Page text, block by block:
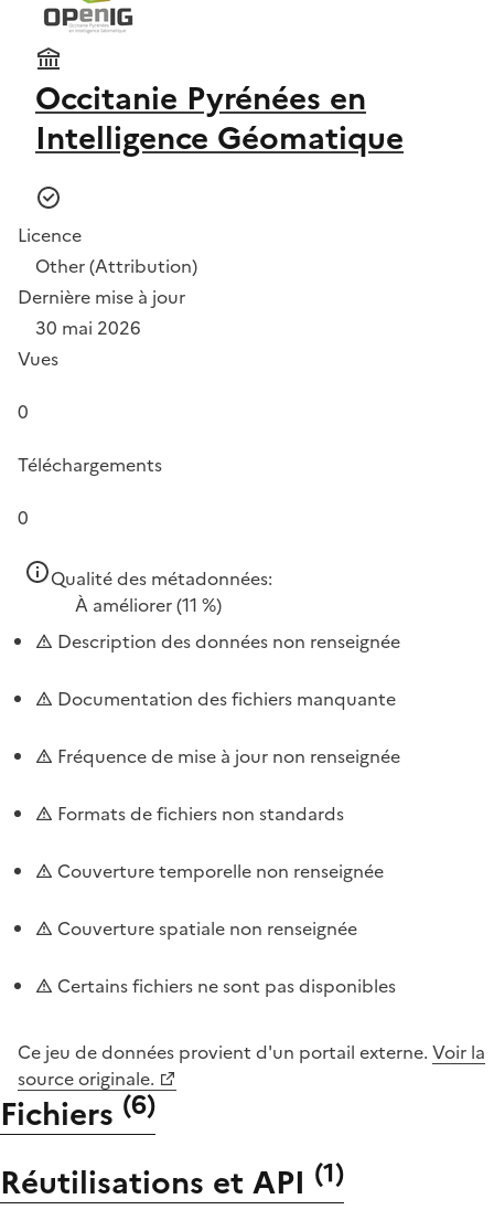
Occitanie Pyrénées en
Intelligence Géomatique
Licence
Other (Attribution)
Dernière mise à jour
30 mai 2026
Vues
0
Téléchargements
0
Qualité des métadonnées:
À améliorer(11 %)
Description des données non renseignée
Documentation des fichiers manquante
Fréquence de mise à jour non renseignée
Formats de fichiers non standards
Couverture temporelle non renseignée
Couverture spatiale non renseignée
Certains fichiers ne sont pas disponibles
Ce jeu de données provient d'un portail externe. Voir la
source originale.
Fichiers (6)
Réutilisations et API (1)